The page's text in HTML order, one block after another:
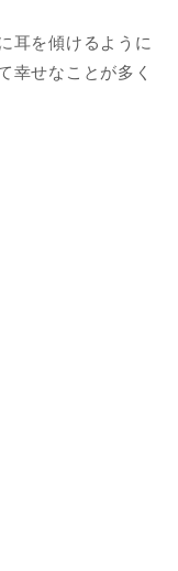
耳を傾けるように
幸せなことが多く